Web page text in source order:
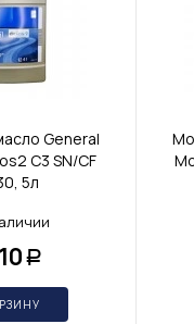
General
С3 SN/CF
5л
Р